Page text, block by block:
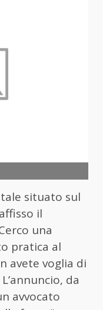
situato sul
il
una
pratica al
avete voglia di
da
avvocato